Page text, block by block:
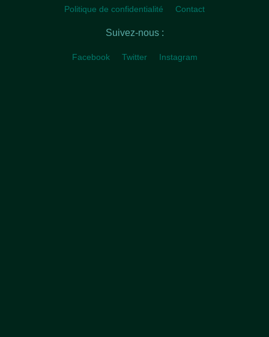
Politique de confidentialité
Contact
Suivez-nous :
Facebook Twitter Instagram